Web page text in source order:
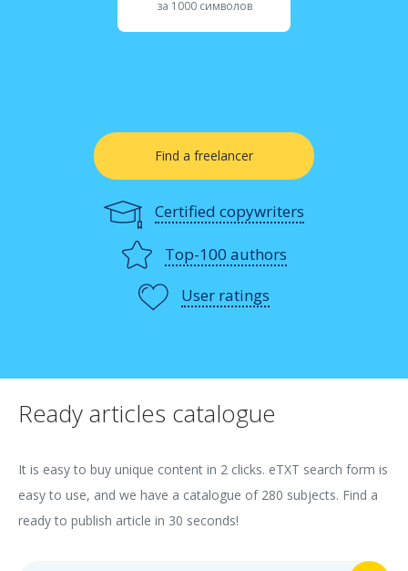
за 1000 символов
Find a freelancer
Certified copywriters
Top-100 authors
User ratings
Ready articles catalogue
It is easy to buy unique content in 2 clicks. eTXT search form is
easy to use, and we have a catalogue of 280 subjects. Find a
ready to publish article in 30 seconds!